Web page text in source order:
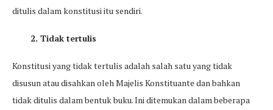
ditulis dalam konstitusi itu sendiri.
2. Tidak tertulis
Konstitusi yang tidak tertulis adalah salah satu yang tidak
disusun atau disahkan oleh Majelis Konstituante dan bahkan
tidak ditulis dalam bentuk buku. Ini ditemukan dalam beberapa